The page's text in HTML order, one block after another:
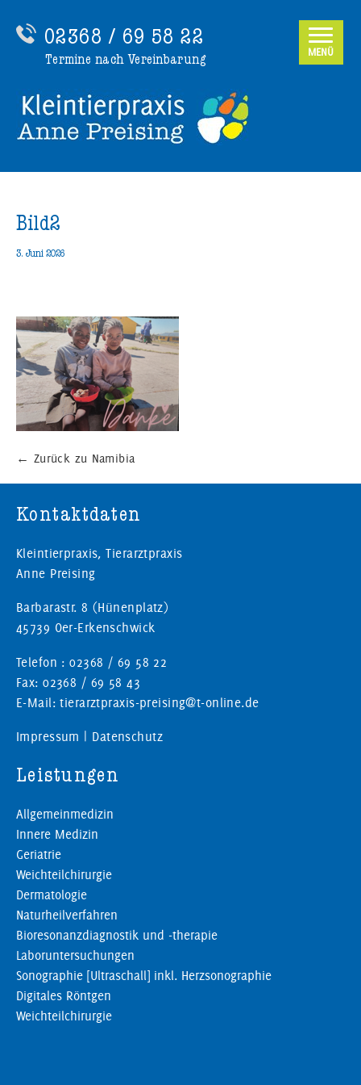
02368 / 69 58 22
Termine nach Vereinbarung
Bild2
3. Juni 2026
← Zurück zu Namibia
Kontaktdaten
Kleintierpraxis, Tierarztpraxis
Anne Preising
Barbarastr. 8 (Hünenplatz)
45739 Oer-Erkenschwick
Telefon : 02368 / 69 58 22
Fax: 02368 / 69 58 43
E-Mail: tierarztpraxis-preising@t-online.de
Impressum | Datenschutz
Leistungen
Allgemeinmedizin
Innere Medizin
Geriatrie
Weichteilchirurgie
Dermatologie
Naturheilverfahren
Bioresonanzdiagnostik und -therapie
Laboruntersuchungen
Sonographie [Ultraschall] inkl. Herzsonographie
Digitales Röntgen
Weichteilchirurgie
MENÜ